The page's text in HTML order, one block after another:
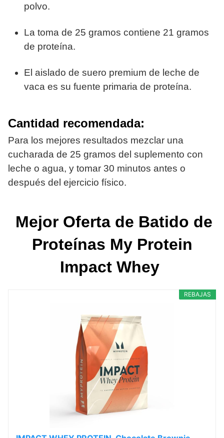
polvo.
La toma de 25 gramos contiene 21 gramos
de proteína.
El aislado de suero premium de leche de
vaca es su fuente primaria de proteína.
Cantidad recomendada:
Para los mejores resultados mezclar una
cucharada de 25 gramos del suplemento con
leche o agua, y tomar 30 minutos antes o
después del ejercicio físico.
Mejor Oferta de Batido de
Proteínas My Protein
Impact Whey
REBAJAS